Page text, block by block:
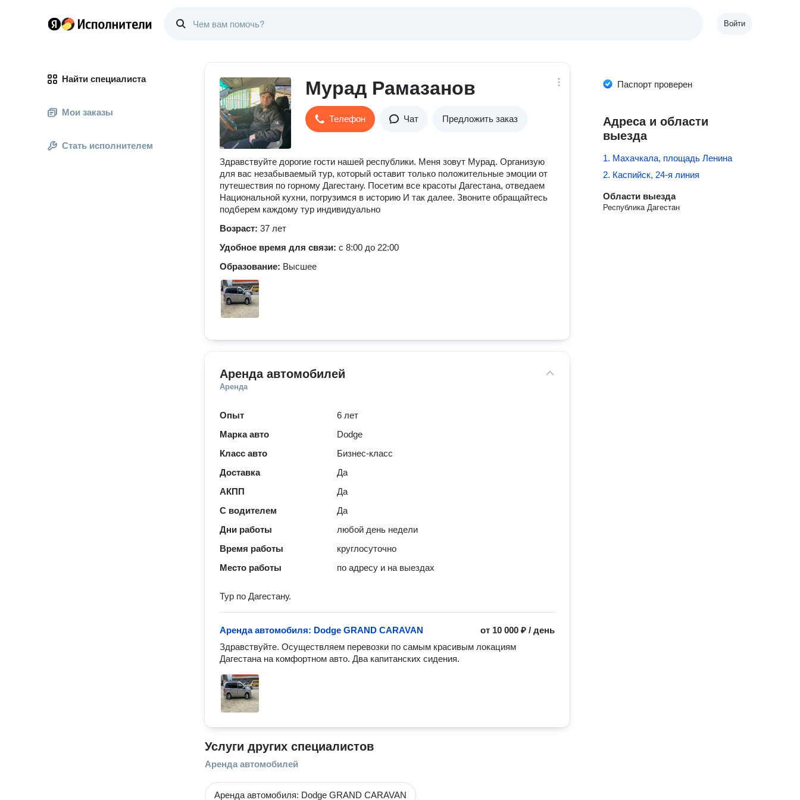
Войти
Найти специалиста
Мои заказы
Стать исполнителем
Мурад Рамазанов
Телефон Чат Предложить заказ
Здравствуйте дорогие гости нашей республики. Меня зовут Мурад. Организую
для вас незабываемый тур, который оставит только положительные эмоции от
путешествия по горному Дагестану. Посетим все красоты Дагестана, отведаем
Национальной кухни, погрузимся в историю И так далее. Звоните обращайтесь
подберем каждому тур индивидуально
Возраст: 37 лет
Удобное время для связи: с 8:00 до 22:00
Образование: Высшее
Аренда автомобилей
Аренда
Опыт
6 лет
Марка авто
Dodge
Класс авто
Бизнес-класс
Доставка
Да
АКПП
Да
С водителем
Да
Дни работы
любой день недели
Время работы
круглосуточно
Место работы
по адресу и на выездах
Тур по Дагестану.
от 10 000 ₽ /день
Аренда автомобиля: Dodge GRAND CARAVAN
Здравствуйте. Осуществляем перевозки по самым красивым локациям
Дагестана на комфортном авто. Два капитанских сидения.
Услуги других специалистов
Аренда автомобилей
Аренда автомобиля: Dodge GRAND CARAVAN
Паспорт проверен
Адреса и области
выезда
1. Махачкала, площадь Ленина
2. Каспийск, 24-я линия
Области выезда
Республика Дагестан